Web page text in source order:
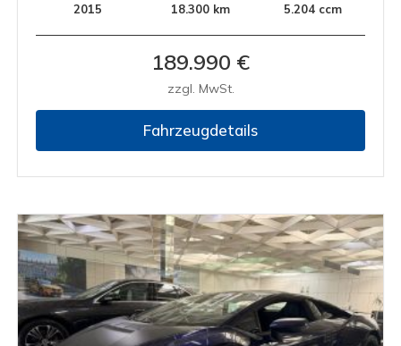
2015 18.300 km 5.204 ccm
189.990 €
zzgl. MwSt.
Fahrzeugdetails